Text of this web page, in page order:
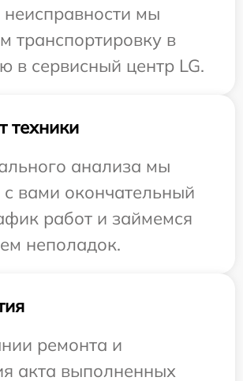
неисправности мы
транспортировку в
в сервисный центр LG.
техники
анализа мы
с вами окончательный
работ и займемся
неполадок.
ремонта и
акта выполненных